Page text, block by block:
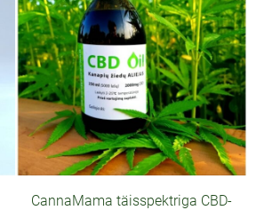
CannaMama täisspektriga CBD-